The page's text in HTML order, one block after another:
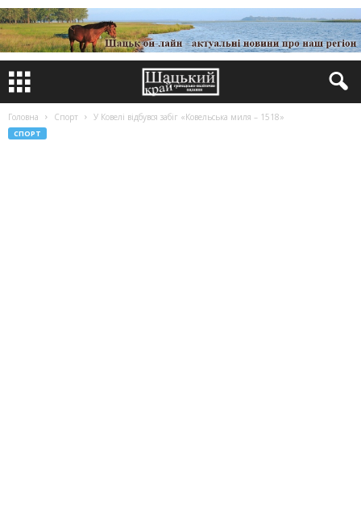
Головна Спорт У Ковелі відбувся забіг «Ковельська миля – 1518»
СПОРТ